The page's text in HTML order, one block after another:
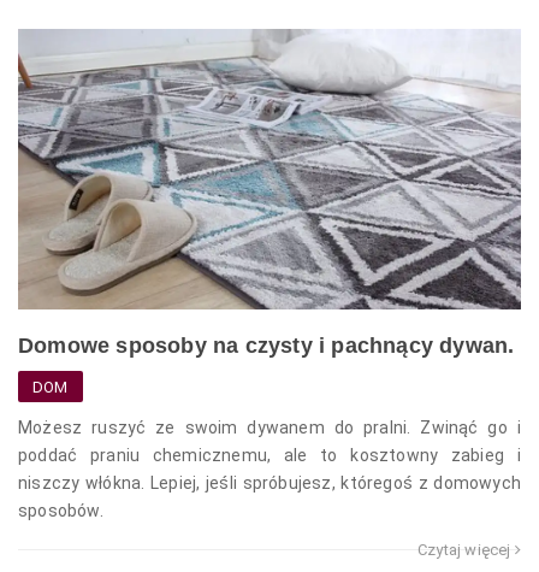
Domowe sposoby na czysty i pachnący dywan.
DOM
Możesz ruszyć ze swoim dywanem do pralni. Zwinąć go i
poddać praniu chemicznemu, ale to kosztowny zabieg i
niszczy włókna. Lepiej, jeśli spróbujesz, któregoś z domowych
sposobów.
Czytaj więcej